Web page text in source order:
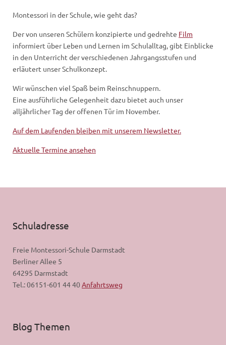
Montessori in der Schule, wie geht das?
Der von unseren Schülern konzipierte und gedrehte Film
informiert über Leben und Lernen im Schulalltag, gibt Einblicke
in den Unterricht der verschiedenen Jahrgangsstufen und
erläutert unser Schulkonzept.
Wir wünschen viel Spaß beim Reinschnuppern.
Eine ausführliche Gelegenheit dazu bietet auch unser
alljährlicher Tag der offenen Tür im November.
Auf dem Laufenden bleiben mit unserem Newsletter.
Aktuelle Termine ansehen
Schuladresse
Freie Montessori-Schule Darmstadt
Berliner Allee 5
64295 Darmstadt
Tel.: 06151-601 44 40Anfahrtsweg
Blog Themen